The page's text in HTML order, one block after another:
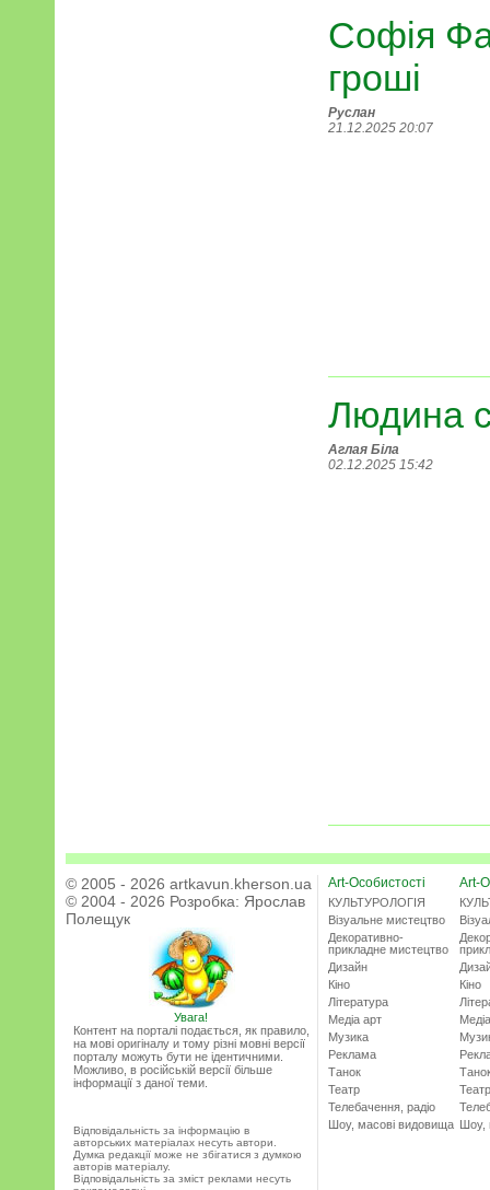
Софія
гроші
Руслан
21.12.2025 20:07
Людина
Аглая Біла
02.12.2025 15:42
© 2005 - 2026 artkavun.kherson.ua
© 2004 - 2026 Розробка: Ярослав
Полещук
Увага!
Контент на порталі подається, як правило,
на мові оригіналу и тому різні мовні версії
порталу можуть бути не ідентичними.
Можливо, в російській версії більше
інформації з даної теми.
Відповідальність за інформацію в
авторських матеріалах несуть автори.
Думка редакції може не збігатися з думкою
авторів матеріалу.
Відповідальність за зміст реклами несуть
Art-Особистості
КУЛЬТУРОЛОГІЯ
Візуальне мистецтво
Декоративно-
прикладне мистецтво
Дизайн
Кіно
Література
Медіа арт
Музика
Реклама
Танок
Театр
Телебачення, радіо
Шоу, масові видовища
Art-
Кіно
Театр
Шоу,